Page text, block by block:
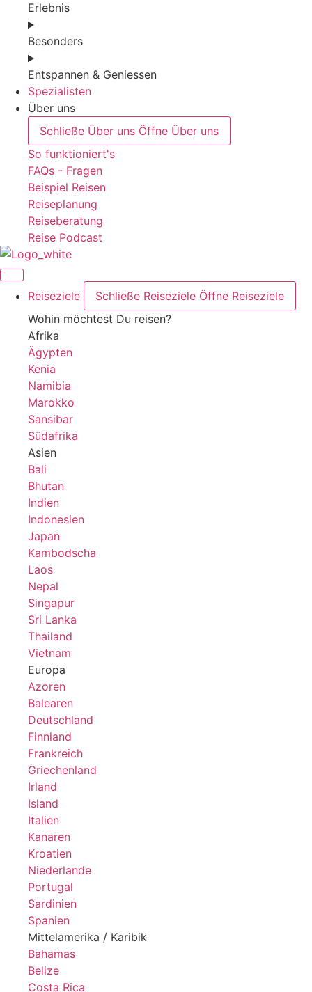
Erlebnis
Besonders
Entspannen & Geniessen
Spezialisten
Über uns
Schließe Über uns Öffne Über uns
So funktioniert's
FAQs - Fragen
Beispiel Reisen
Reiseplanung
Reiseberatung
Reise Podcast
Reiseziele Schließe Reiseziele Öffne Reiseziele
Wohin möchtest Du reisen?
Afrika
Ägypten
Kenia
Namibia
Marokko
Sansibar
Südafrika
Asien
Bali
Bhutan
Indien
Indonesien
Japan
Kambodscha
Laos
Nepal
Singapur
Sri Lanka
Thailand
Vietnam
Europa
Azoren
Balearen
Deutschland
Finnland
Frankreich
Griechenland
Irland
Island
Italien
Kanaren
Kroatien
Niederlande
Portugal
Sardinien
Spanien
Mittelamerika / Karibik
Bahamas
Belize
Costa Rica